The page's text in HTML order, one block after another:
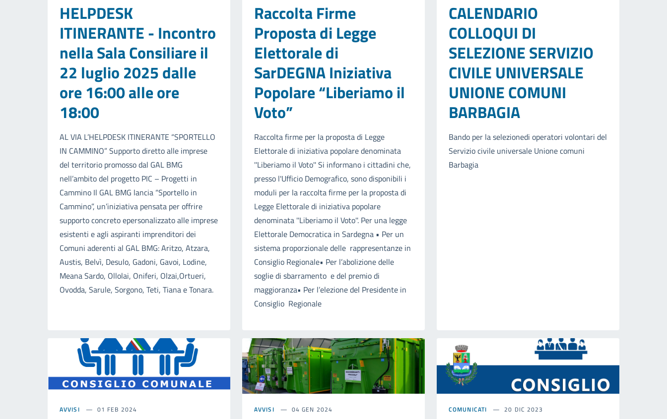
HELPDESK
ITINERANTE - Incontro
nella Sala Consiliare il
22 luglio 2025 dalle
ore 16:00 alle ore
18:00
AL VIA L’HELPDESK ITINERANTE “SPORTELLO
IN CAMMINO” Supporto diretto alle imprese
del territorio promosso dal GAL BMG
nell’ambito del progetto PIC – Progetti in
Cammino Il GAL BMG lancia “Sportello in
Cammino”, un’iniziativa pensata per offrire
supporto concreto epersonalizzato alle imprese
esistenti e agli aspiranti imprenditori dei
Comuni aderenti al GAL BMG: Aritzo, Atzara,
Austis, Belvì, Desulo, Gadoni, Gavoi, Lodine,
Meana Sardo, Ollolai, Oniferi, Olzai,Ortueri,
Ovodda, Sarule, Sorgono, Teti, Tiana e Tonara.
Raccolta Firme
Proposta di Legge
Elettorale di
SarDEGNA Iniziativa
Popolare “Liberiamo il
Voto”
Raccolta firme per la proposta di Legge
Elettorale di iniziativa popolare denominata
''Liberiamo il Voto'' Si informano i cittadini che,
presso l'Ufficio Demografico, sono disponibili i
moduli per la raccolta firme per la proposta di
Legge Elettorale di iniziativa popolare
denominata ''Liberiamo il Voto''. Per una legge
Elettorale Democratica in Sardegna • Per un
sistema proporzionale delle rappresentanze in
Consiglio Regionale• Per l’abolizione delle
soglie di sbarramento e del premio di
maggioranza• Per l’elezione del Presidente in
Consiglio Regionale
CALENDARIO
COLLOQUI DI
SELEZIONE SERVIZIO
CIVILE UNIVERSALE
UNIONE COMUNI
BARBAGIA
Bando per la selezionedi operatori volontari del
Servizio civile universale Unione comuni
Barbagia
AVVISI 01 FEB 2024 AVVISI 04 GEN 2024 COMUNICATI 20 DIC 2023